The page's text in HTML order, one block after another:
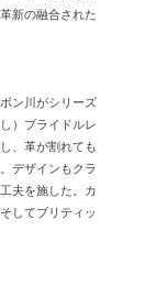
新の融合された
ン川がシリーズ
）ブライドルレ
、革が割れても
デザインもクラ
夫を施した。カ
してブリティッ